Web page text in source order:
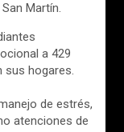
Martín.
a 429
sus hogares.
de estrés,
atenciones de